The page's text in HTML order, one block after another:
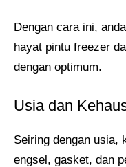
Dengan cara ini,
hayat pintu freezer
dengan optimum.
Usia dan
Seiring dengan usia,
engsel, gasket, dan